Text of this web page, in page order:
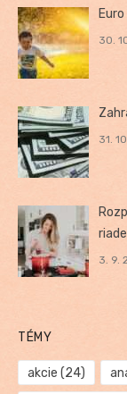
30.
31.
3. 9.
TÉMY
akcie (24)